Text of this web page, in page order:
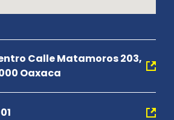
Calle Matamoros 203,
Oaxaca